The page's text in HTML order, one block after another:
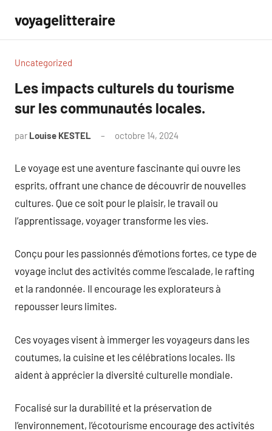
contenu
voyagelitteraire
Uncategorized
Les impacts culturels du tourisme
sur les communautés locales.
par Louise KESTEL octobre 14, 2024
Le voyage est une aventure fascinante qui ouvre les
esprits, offrant une chance de découvrir de nouvelles
cultures. Que ce soit pour le plaisir, le travail ou
l’apprentissage, voyager transforme les vies.
Conçu pour les passionnés d’émotions fortes, ce type de
voyage inclut des activités comme l’escalade, le rafting
et la randonnée. Il encourage les explorateurs à
repousser leurs limites.
Ces voyages visent à immerger les voyageurs dans les
coutumes, la cuisine et les célébrations locales. Ils
aident à apprécier la diversité culturelle mondiale.
Focalisé sur la durabilité et la préservation de
l’environnement, l’écotourisme encourage des activités